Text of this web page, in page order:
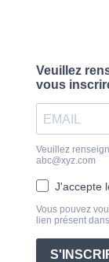
Veuillez
vous
Veuillez
abc@xyz.com
J'accepte
Vous pouvez
lien présent